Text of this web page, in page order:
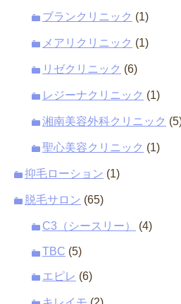
ブランクリニック (1)
メアリクリニック (1)
リゼクリニック (6)
レジーナクリニック (1)
湘南美容外科クリニック
聖心美容クリニック (1)
抑毛ローション (1)
脱毛サロン (65)
C3（シースリー） (4)
TBC (5)
エピレ (6)